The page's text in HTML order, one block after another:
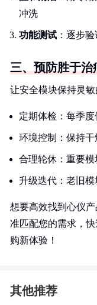
冲洗
功能测试 ：逐步
三、预防胜于治
让安全模块保持灵敏
定期体检：每季
环境控制：保持干
合理轮休：重要
升级迭代：老旧
想要高效找到心仪
准匹配您的需求，
购新体验！
其他推荐